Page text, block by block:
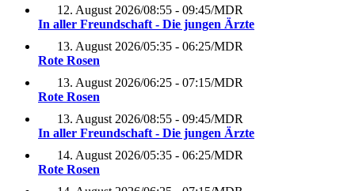
12. August 2026/08:55 - 09:45/MDR
In aller Freundschaft - Die jungen Ärzte
13. August 2026/05:35 - 06:25/MDR
Rote Rosen
13. August 2026/06:25 - 07:15/MDR
Rote Rosen
13. August 2026/08:55 - 09:45/MDR
In aller Freundschaft - Die jungen Ärzte
14. August 2026/05:35 - 06:25/MDR
Rote Rosen